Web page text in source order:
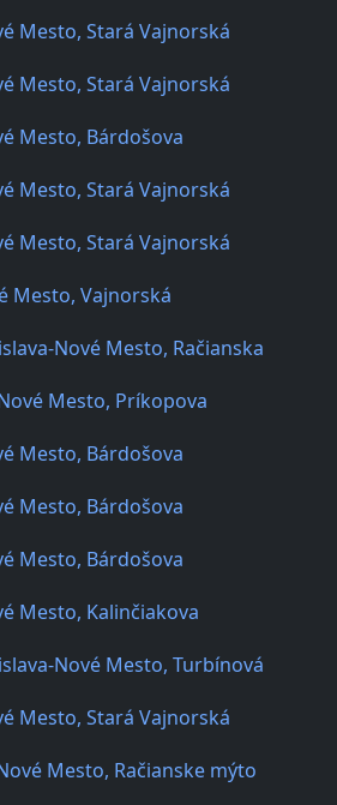
Mesto, Stará Vajnorská
Mesto, Stará Vajnorská
Mesto, Bárdošova
Mesto, Stará Vajnorská
Mesto, Stará Vajnorská
Mesto, Vajnorská
Nové Mesto, Račianska
Mesto, Príkopova
Mesto, Bárdošova
Mesto, Bárdošova
Mesto, Bárdošova
Mesto, Kalinčiakova
Nové Mesto, Turbínová
Mesto, Stará Vajnorská
Mesto, Račianske mýto